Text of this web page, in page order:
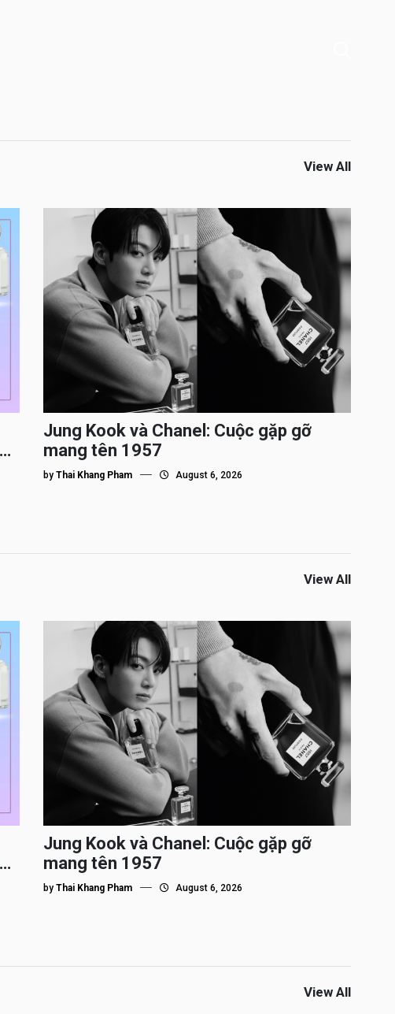
View All
Jung Kook và Chanel: Cuộc gặp gỡ
mang tên 1957
byThai Khang Pham August 6, 2026
View All
Jung Kook và Chanel: Cuộc gặp gỡ
mang tên 1957
byThai Khang Pham August 6, 2026
View All